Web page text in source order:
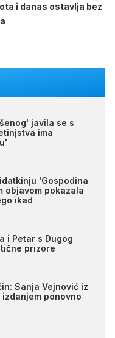
i danas ostavlja bez
javila se s
ima
'Gospodina
objavom pokazala
ikad
i Petar s Dugog
prizore
Sanja Vejnović iz
ponovno